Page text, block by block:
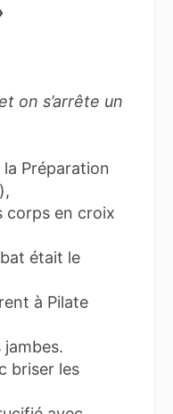
on s’arrête un
la Préparation
corps en croix
était le
à Pilate
jambes.
briser les